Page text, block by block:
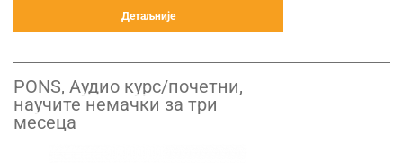
Детаљније
PONS, Аудио курс/почетни,
научите немачки за три
месеца